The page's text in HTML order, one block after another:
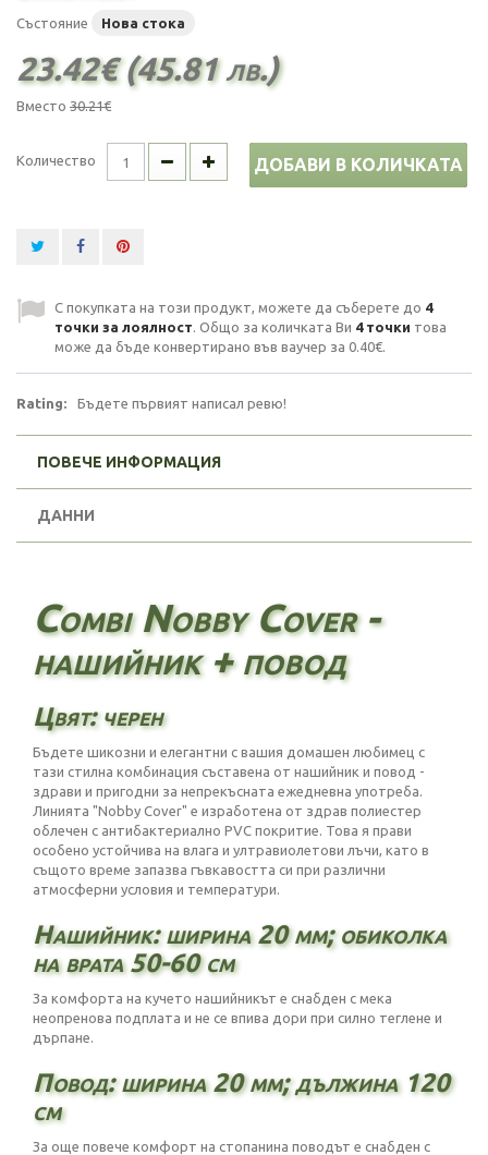
Състояние Нова стока
23.42€ (45.81 лв.)
Вместо 30.21€
Количество ДОБАВИ В КОЛИЧКАТА
С покупката на този продукт, можете да съберете до 4
точки за лоялност. Общо за количката Ви 4точки това
може да бъде конвертирано във ваучер за 0.40€.
Rating: Бъдете първият написал ревю!
ПОВЕЧЕ ИНФОРМАЦИЯ
ДАННИ
Combi Nobby Cover -
нашийник + повод
Цвят: черен
Бъдете шикозни и елегантни с вашия домашен любимец с
тази стилна комбинация съставена от нашийник и повод -
здрави и пригодни за непрекъсната ежедневна употреба.
Линията "Nobby Cover" е изработена от здрав полиестер
облечен с антибактериално PVC покритие. Това я прави
особено устойчива на влага и ултравиолетови лъчи, като в
същото време запазва гъвкавостта си при различни
атмосферни условия и температури.
Нашийник: ширина 20 мм; обиколка
на врата 50-60 см
За комфорта на кучето нашийникът е снабден с мека
неопренова подплата и не се впива дори при силно теглене и
дърпане.
Повод: ширина 20 мм; дължина 120
см
За още повече комфорт на стопанина поводът е снабден с